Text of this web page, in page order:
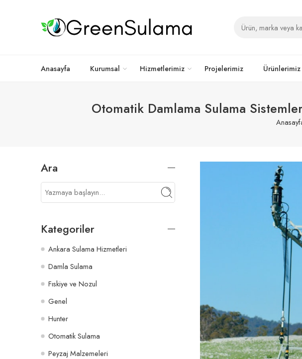
Anasayfa Kurumsal Hizmetlerimiz Projelerimiz Ürünlerimiz
Otomatik Damlama Sulama
Ara
Kategoriler
Ankara Sulama Hizmetleri
Damla Sulama
Fıskiye ve Nozul
Genel
Hunter
Otomatik Sulama
Peyzaj Malzemeleri